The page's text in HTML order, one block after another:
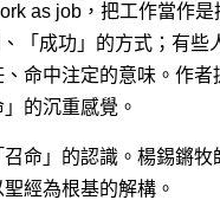
as job，把工作當作
「成功」的方式；有
命中注定的意味。作
的沉重感覺。
召命」的認識。楊錫鏘
經為根基的解構。